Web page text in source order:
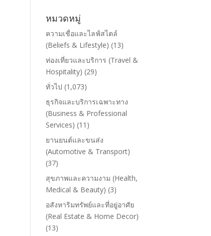
หมวดหมู่
ความเชื่อและไลฟ์สไตล์
(Beliefs & Lifestyle) (13)
ท่องเที่ยวและบริการ (Travel &
Hospitality) (29)
ทั่วไป (1,073)
ธุรกิจและบริการเฉพาะทาง
(Business & Professional
Services) (11)
ยานยนต์และขนส่ง
(Automotive & Transport)
(37)
สุขภาพและความงาม (Health,
Medical & Beauty) (3)
อสังหาริมทรัพย์และที่อยู่อาศัย
(Real Estate & Home Decor)
(13)